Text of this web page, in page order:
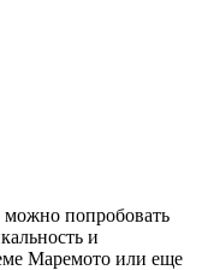
попробовать
и
Маремото или еще